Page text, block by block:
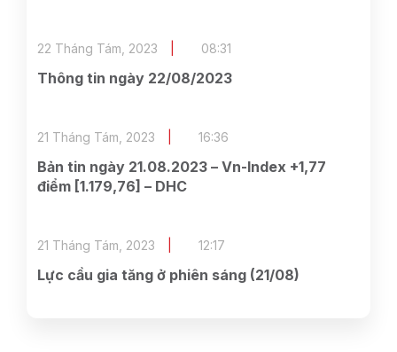
Thông tin ngày 22/08/2023
22 Tháng Tám, 2023 08:31
Bản tin ngày 21.08.2023 – Vn-Index +1,77
điểm [1.179,76] – DHC
21 Tháng Tám, 2023 16:36
Lực cầu gia tăng ở phiên sáng (21/08)
21 Tháng Tám, 2023 12:17